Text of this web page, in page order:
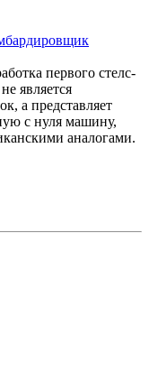
первого стелс-
является
а представляет
с нуля машину,
аналогами.